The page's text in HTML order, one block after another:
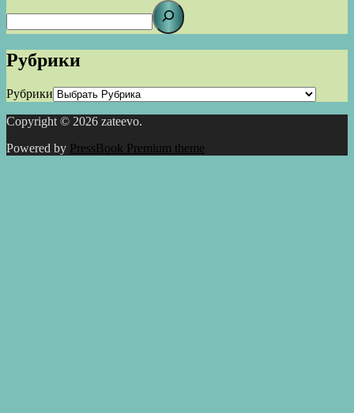
Рубрики
Рубрики
Copyright © 2026 zateevo.
Powered by PressBook Premium theme